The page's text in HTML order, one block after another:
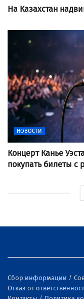
На Казахстан
НОВОСТИ
Концерт Канье
покупать билеты с
Сбор информации
Отказ от